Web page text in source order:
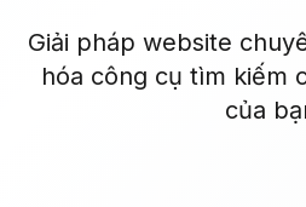
Giải pháp website
hóa công cụ tìm kiếm
của